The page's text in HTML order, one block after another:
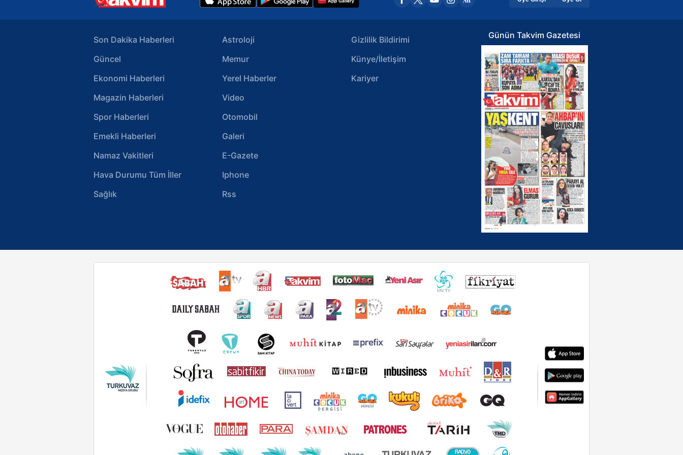
Son Dakika Haberleri
Güncel
Ekonomi Haberleri
Magazin Haberleri
Spor Haberleri
Emekli Haberleri
Namaz Vakitleri
Hava Durumu Tüm İller
Sağlık
Astroloji
Memur
Yerel Haberler
Video
Otomobil
Galeri
E-Gazete
Iphone
Rss
Gizlilik Bildirimi
Künye/İletişim
Kariyer
Günün Takvim Gazetesi